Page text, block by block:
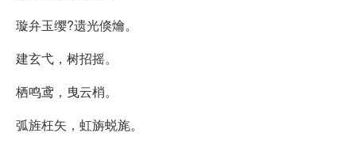
璇弁玉缨?遗光倏爚。
建玄弋，树招摇。
栖鸣鸢，曳云梢。
弧旌枉矢，虹旃蜕旄。